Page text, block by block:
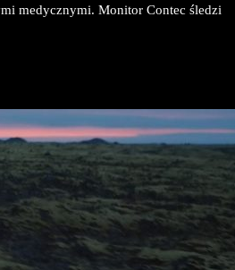
medycznymi. Monitor Contec śledzi